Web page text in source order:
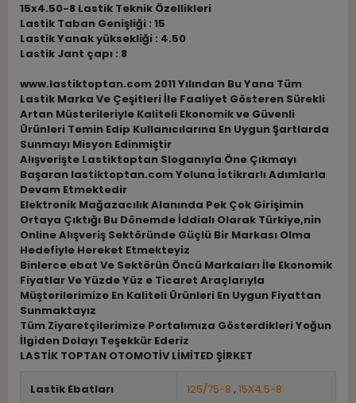
15x4.50-8 Lastik Teknik Özellikleri
Lastik Taban Genişliği : 15
Lastik Yanak yüksekliği : 4.50
Lastik Jant çapı : 8
www.lastiktoptan.com 2011 Yılından Bu Yana Tüm
Lastik Marka Ve Çeşitleri İle Faaliyet Gösteren Sürekli
Artan Müsterileriyle Kaliteli Ekonomik ve Güvenli
Ürünleri Temin Edip Kullanıcılarına En Uygun Şartlarda
Sunmayı Misyon Edinmiştir
Alışverişte Lastiktoptan Sloganıyla Öne Çıkmayı
Başaran lastiktoptan.com Yoluna İstikrarlı Adımlarla
Devam Etmektedir
Elektronik Mağazacılık Alanında Pek Çok Girişimin
Ortaya Çıktığı Bu Dönemde İddialı Olarak Türkiye,nin
Online Alışveriş Sektöründe Güçlü Bir Markası Olma
Hedefiyle Hereket Etmekteyiz
Binlerce ebat Ve Sektörün Öncü Markaları İle Ekonomik
Fiyatlar Ve Yüzde Yüz e Ticaret Araçlarıyla
Müşterilerimize En Kaliteli Ürünleri En Uygun Fiyattan
Sunmaktayız
Tüm Ziyaretçilerimize Portalımıza Gösterdikleri Yoğun
İlgiden Dolayı Teşekkür Ederiz
LASTİK TOPTAN OTOMOTİV LİMİTED ŞİRKET
Lastik Ebatları 125/75-8 , 15X4.5-8